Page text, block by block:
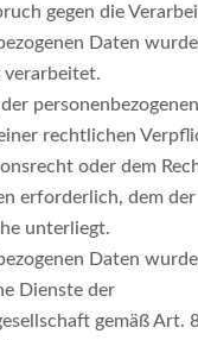
gegen die
Daten
verarbeitet.
rechtlichen
oder dem
erforderlich, dem der
unterliegt.
Daten
Dienste der
gemäß Art.